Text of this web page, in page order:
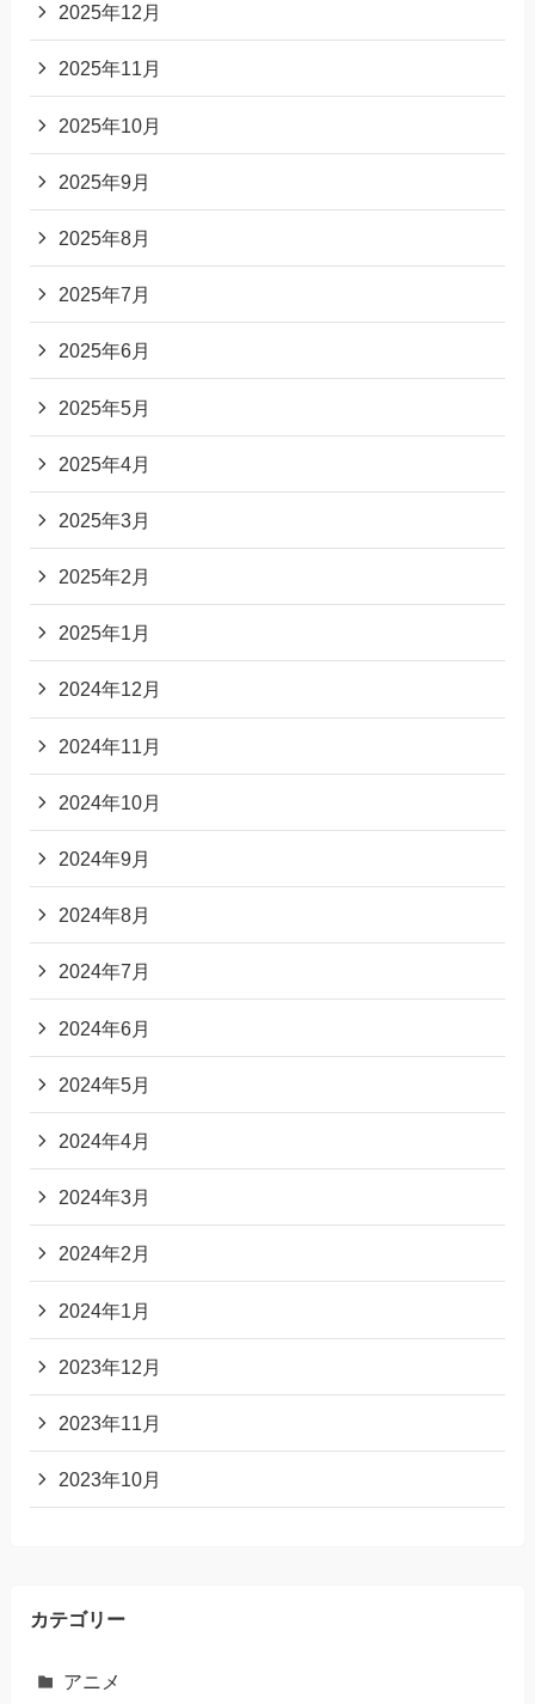
2025年12月
2025年11月
2025年10月
2025年9月
2025年8月
2025年7月
2025年6月
2025年5月
2025年4月
2025年3月
2025年2月
2025年1月
2024年12月
2024年11月
2024年10月
2024年9月
2024年8月
2024年7月
2024年6月
2024年5月
2024年4月
2024年3月
2024年2月
2024年1月
2023年12月
2023年11月
2023年10月
カテゴリー
アニメ